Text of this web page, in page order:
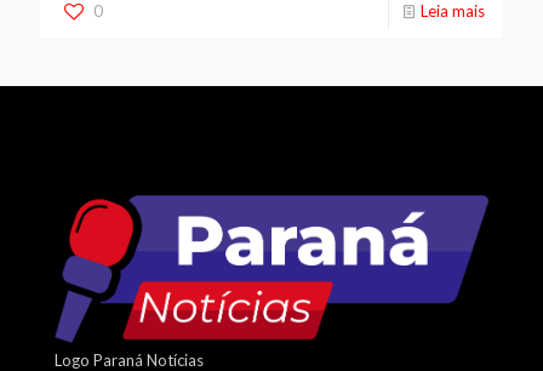
0 Leia mais
Logo Paraná Notícias